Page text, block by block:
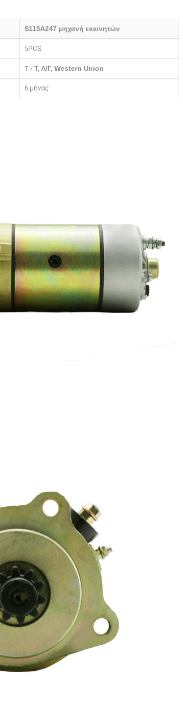
S115A247 μηχανή εκκινητών
5PCS
T / Τ, Λ/Γ, Western Union
6 μήνας